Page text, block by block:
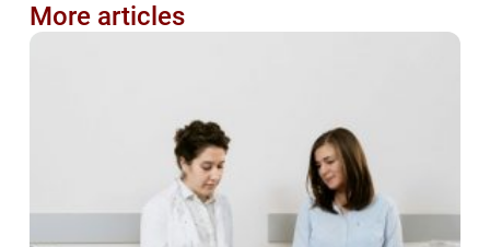
More articles